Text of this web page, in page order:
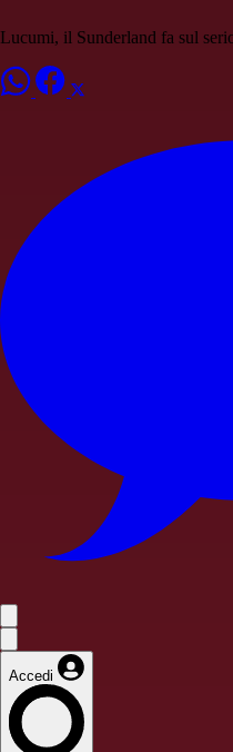
Lucumi, il Sunderland fa sul
Accedi